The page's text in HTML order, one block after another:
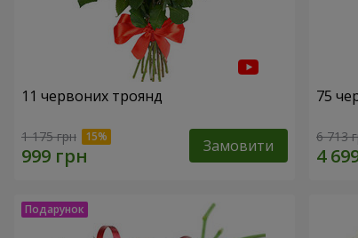
11 червоних троянд
1 175 грн Замовити
75
6 713